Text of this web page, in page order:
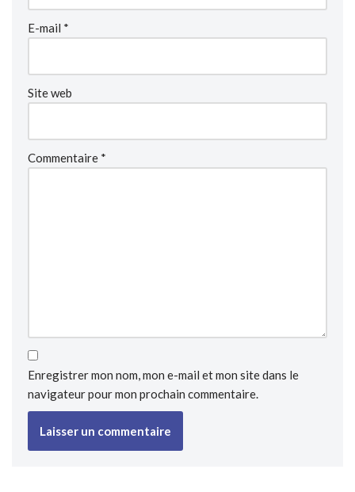
E-mail *
Site web
Commentaire *
Enregistrer mon nom, mon e-mail et mon site dans le
navigateur pour mon prochain commentaire.